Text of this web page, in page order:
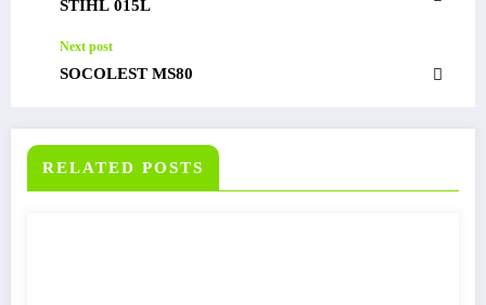
STIHL 015L
Next post
SOCOLEST MS80
RELATED POSTS